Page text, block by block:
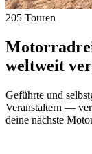
205 Touren
weltweit
Geführte und
Veranstaltern —
deine nächste